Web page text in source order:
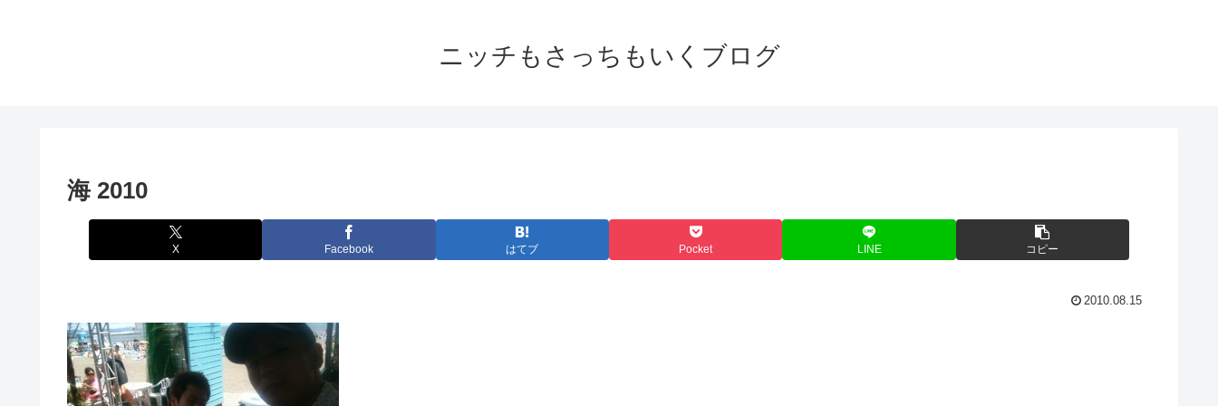
ニッチもさっちもいくブログ
海 2010
X Facebook はてブ Pocket LINE コピー
2010.08.15